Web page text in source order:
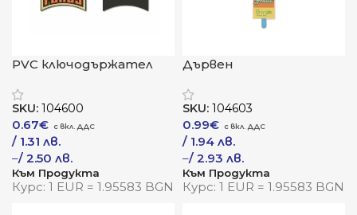
PVC ключодържател
SKU: 104600
0.67€
/ 1.31 лв.
–/ 2.50 лв.
Към Продукта
Курс: 1 EUR = 1.95583 BGN
Дървен
SKU: 104603
0.99€
/ 1.94 лв.
–/ 2.93 лв.
Към Продукта
Курс: 1 EUR = 1.95583 BGN